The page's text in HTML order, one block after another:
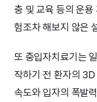
충 및 교육 등의 운용
험조차 해보지 않은
또 중입자치료기는
작하기 전 환자의
속도와 입자의 폭발